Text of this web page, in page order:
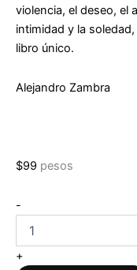
violencia, el deseo, el
intimidad y la
libro único.
Alejandro Zambra
$99 pesos
-
sonido
de
las
olas
+